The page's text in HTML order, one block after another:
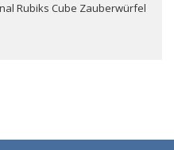
Rubiks Cube Zauberwürfel